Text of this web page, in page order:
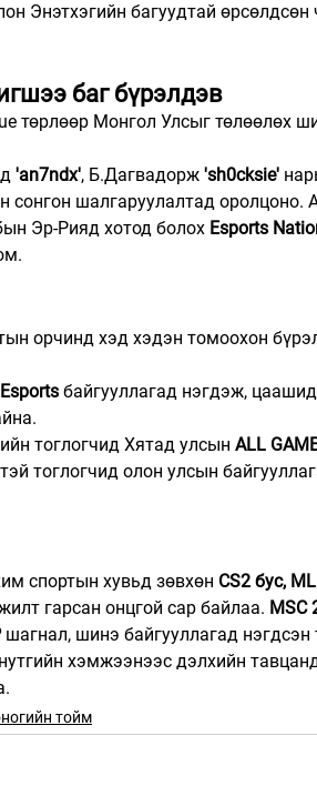
Энэтхэгийн багуудтай
баг бүрэлдэв
төрлөөр Монгол Улсыг төлөөлөх
'an7ndx', Б.Дагвадорж 'sh0cksie'
сонгон шалгаруулалтад
Эр-Рияд хотод болох Esports
орчинд хэд хэдэн томоохон
байгууллагад нэгдэж,
тоглогчид Хятад улсын ALL
тоглогчид олон улсын
спортын хувьд зөвхөн CS2 бус,
гарсан онцгой сар байлаа. MSC
шагнал, шинэ байгууллагад нэгдсэн
хэмжээнээс дэлхийн
тойм